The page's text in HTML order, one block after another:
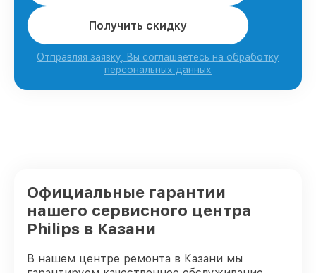
Получить скидку
Отправляя заявку, Вы соглашаетесь на обработку
персональных данных
Официальные гарантии
нашего сервисного центра
Philips в Казани
В нашем центре ремонта в Казани мы